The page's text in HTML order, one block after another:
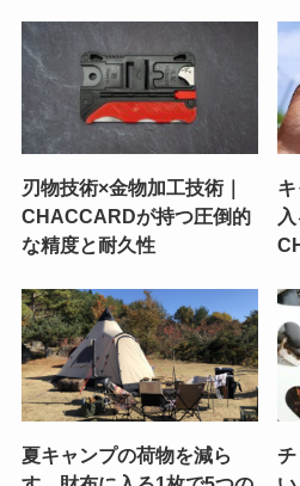
刃物技術×金物加工技術｜
CHACCARDが持つ圧倒的
な精度と耐久性
夏キャンプの荷物を減ら